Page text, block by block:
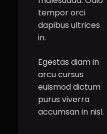
tempor orci
dapibus ultrices
in.
Egestas diam in
arcu cursus
euismod dictum
purus viverra
accumsan in nisl.